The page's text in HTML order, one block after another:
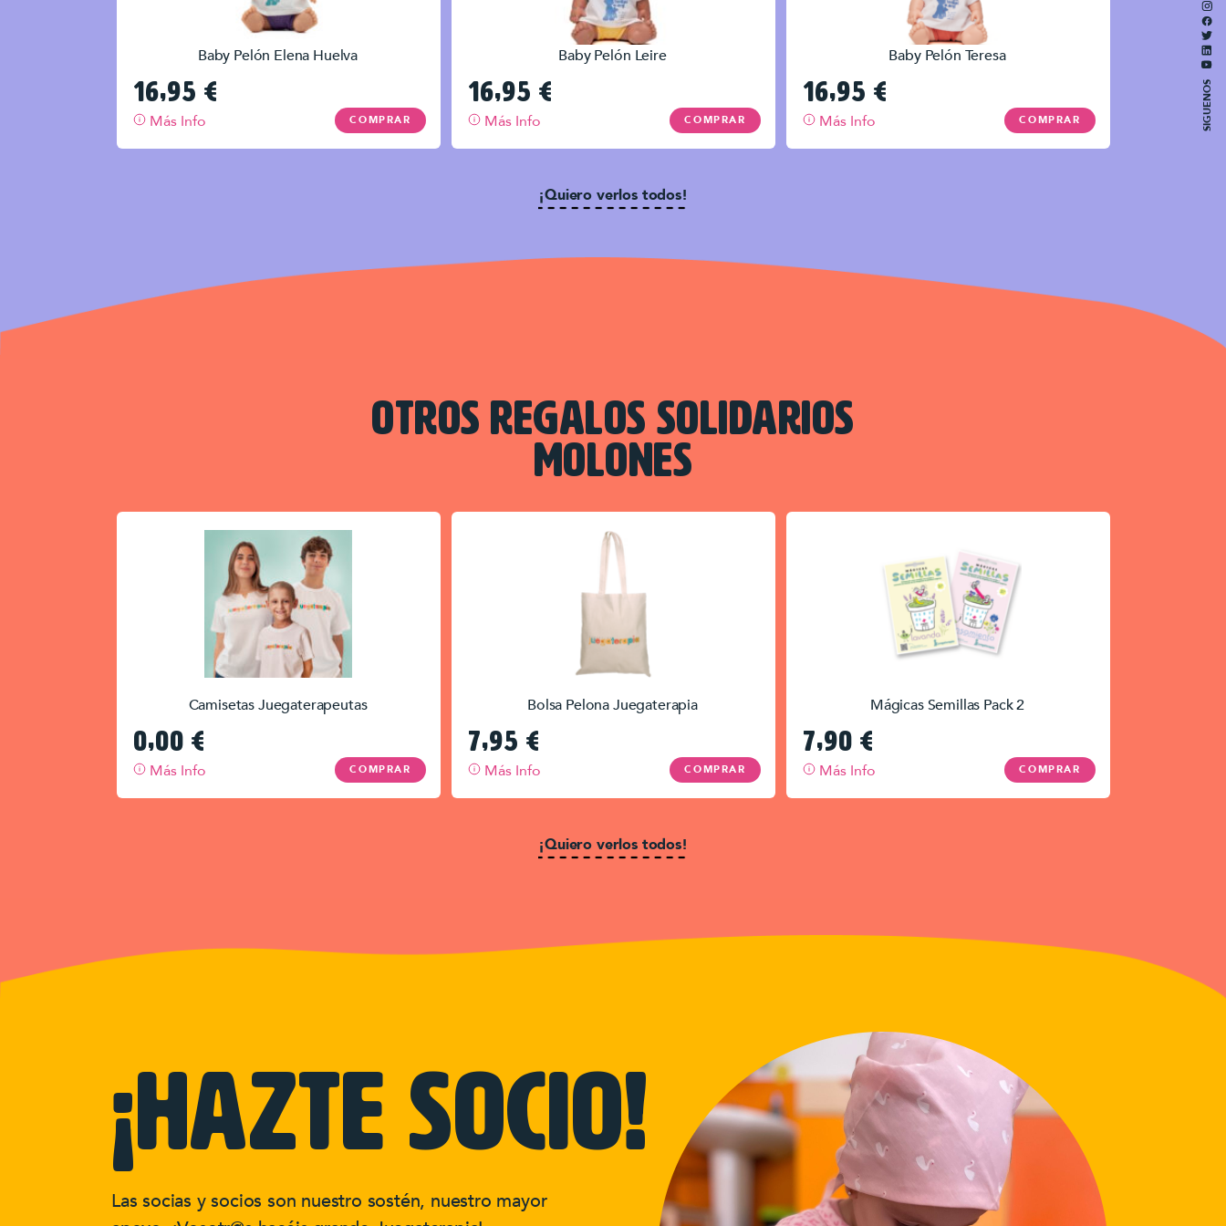
SIGUENOS
Baby Pelón Elena Huelva
16,95 €
Más Info COMPRAR
Baby Pelón Leire
16,95 €
Más Info COMPRAR
Baby Pelón Teresa
16,95 €
Más Info COMPRAR
¡Quiero verlos todos!
OTROS REGALOS SOLIDARIOS
MOLONES
Camisetas Juegaterapeutas
0,00 €
Más Info COMPRAR
Bolsa Pelona Juegaterapia
7,95 €
Más Info COMPRAR
Mágicas Semillas Pack 2
7,90 €
Más Info COMPRAR
¡Quiero verlos todos!
¡hazte socio!
Las socias y socios son nuestro sostén, nuestro mayor